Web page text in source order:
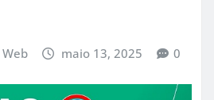
maio 13, 2025 0